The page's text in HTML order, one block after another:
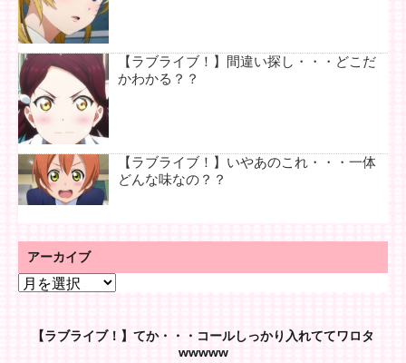
【ラブライブ！】間違い探し・・・どこだ
かわかる？？
【ラブライブ！】いやあのこれ・・・一体
どんな味なの？？
アーカイブ
ア
【ラブライブ！】てか・・・コールしっかり入れててワロタ
wwwww